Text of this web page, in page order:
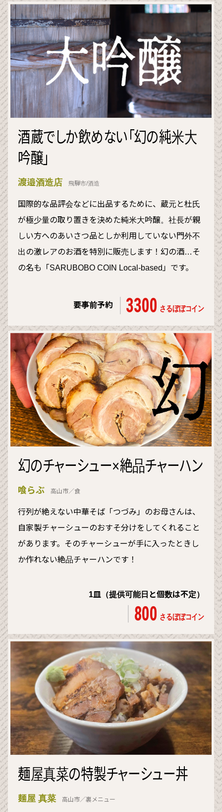
酒蔵でしか飲めない「幻の純米大
吟醸」
渡邉酒造店 飛騨市/酒造
国際的な品評会などに出品するために、蔵元と杜氏
が極少量の取り置きを決めた純米大吟醸。社長が親
しい方へのあいさつ品としか利用していない門外不
出の激レアのお酒を特別に販売します！幻の酒…そ
の名も「SARUBOBO COIN Local-based」です。
要事前予約 3300 さるぼぼコイン
幻のチャーシュー×絶品チャーハン
喰らぶ 高山市／食
行列が絶えない中華そば「つづみ」のお母さんは、
自家製チャーシューのおすそ分けをしてくれること
があります。そのチャーシューが手に入ったときし
か作れない絶品チャーハンです！
1皿（提供可能日と個数は不定）
800 さるぼぼコイン
麺屋真菜の特製チャーシュー丼
麺屋 真菜 高山市／裏メニュー